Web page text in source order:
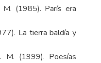
M. (1985). París era
La tierra baldía y
M. (1999). Poesías